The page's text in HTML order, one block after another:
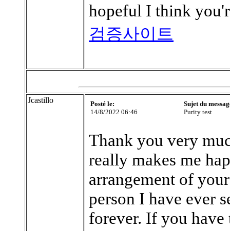
hopeful I think
검증사이트
Jcastillo
Posté le:
14/8/2022 06:46
Sujet du
Purity test
Thank you very
really makes me
arrangement of
person I have ever
forever. If you